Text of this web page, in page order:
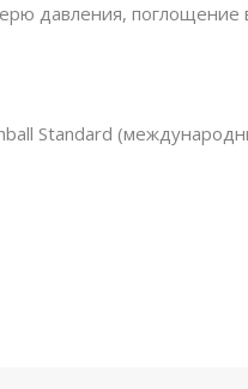
давления, поглощение
Standard